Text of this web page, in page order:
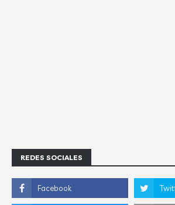
REDES SOCIALES